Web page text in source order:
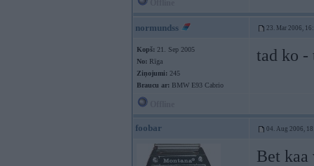
normundss 23. Mar 2006,
Kopš: 21. Sep 2005
No: Rīga
Ziņojumi: 245
Braucu ar: BMW E93 Cabrio
tad ko -
foobar 04. Aug 2006,
Bet